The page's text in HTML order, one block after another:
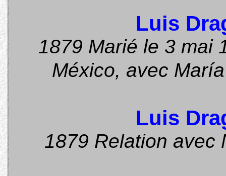
Luis
1879 Marié le 3 mai
México, avec
Luis
1879 Relation avec